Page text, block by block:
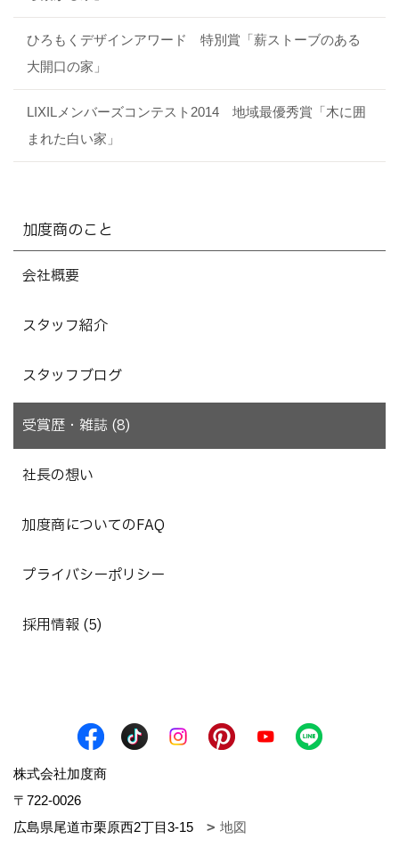
ひろもくデザインアワード 特別賞「薪ストーブのある
大開口の家」
LIXILメンバーズコンテスト2014 地域最優秀賞「木に囲
まれた白い家」
加度商のこと
会社概要
スタッフ紹介
スタッフブログ
受賞歴・雑誌 (8)
社長の想い
加度商についてのFAQ
プライバシーポリシー
採用情報 (5)
株式会社加度商
〒722-0026
広島県尾道市栗原西2丁目3-15
地図